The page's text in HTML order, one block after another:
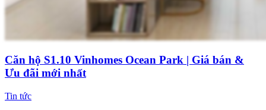
Căn hộ S1.10 Vinhomes Ocean Park | Giá bán &
Ưu đãi mới nhất
Tin tức